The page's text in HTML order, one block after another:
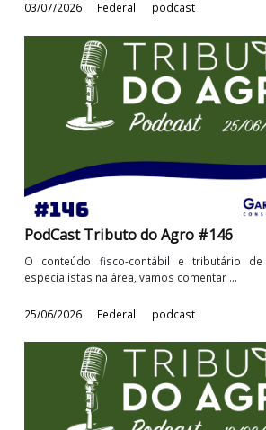
PodCast Tributo do Agro #147
O conteúdo fisco-contábil e
03/07/2026